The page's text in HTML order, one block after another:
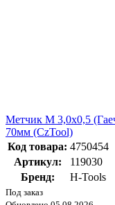
Метчик М 3,0х0,5
70мм (CzTool)
Код товара: 4750454
Артикул:
119030
Бренд:
H-Tools
Под заказ